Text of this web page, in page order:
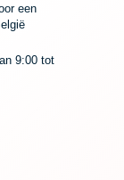
een
9:00 tot